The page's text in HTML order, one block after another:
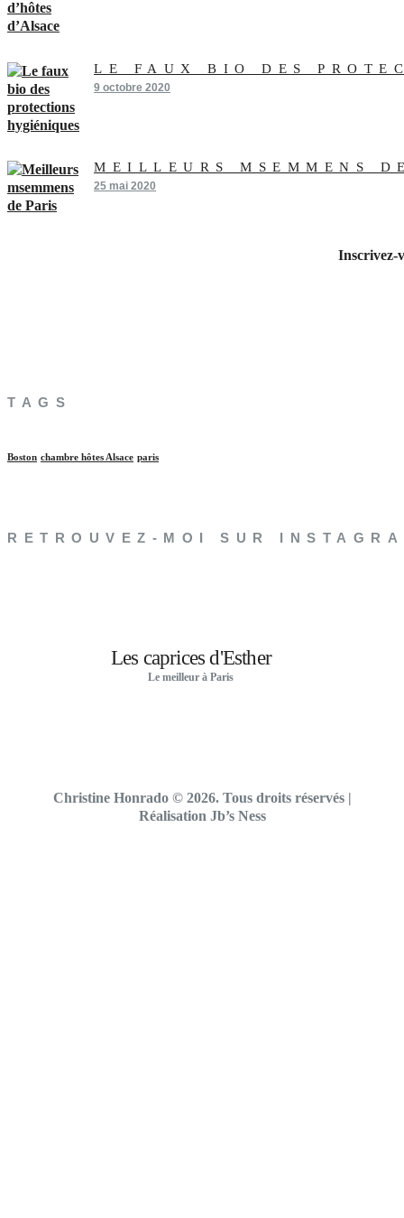
LE FAUX BIO DES
9 octobre 2020
MEILLEURS MSEMMENS
25 mai 2020
Inscrivez-
TAGS
Boston chambre hôtes Alsace paris
RETROUVEZ-MOI SUR
Les caprices d'Esther
Le meilleur à Paris
Christine Honrado © 2026. Tous droits réservés|
Réalisation Jb’s Ness